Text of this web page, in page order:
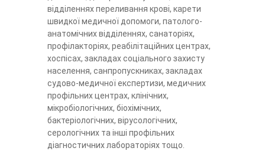
відділеннях переливання крові, карети
швидкої медичної допомоги, патолого-
анатомічних відділеннях, санаторіях,
профілакторіях, реабілітаційних центрах,
хоспісах, закладах соціального захисту
населення, санпропускниках, закладах
судово-медичної експертизи, медичних
профільних центрах, клінічних,
мікробіологічних, біохімічних,
бактеріологічних, вірусологічних,
серологічних та інші профільних
діагностичних лабораторіях тощо.